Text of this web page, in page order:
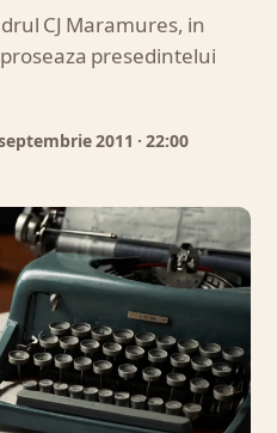
CJ Maramures, in
presedintelui
2011 · 22:00